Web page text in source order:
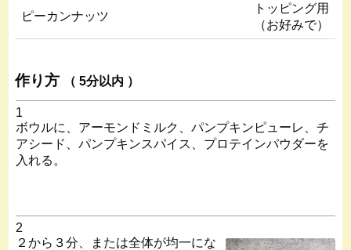
ピーカンナッツ
トッピング用
（お好みで）
作り方 （ 5分以内 ）
1
ボウルに、アーモンドミルク、パンプキンピューレ、チ
アシード、パンプキンスパイス、プロテインパウダーを
入れる。
2
２から３分、または全体が均一にな